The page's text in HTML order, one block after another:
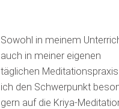
Sowohl in meinem
auch in meiner eigenen
täglichen
ich den Schwerpunkt
gern auf die Kriya-